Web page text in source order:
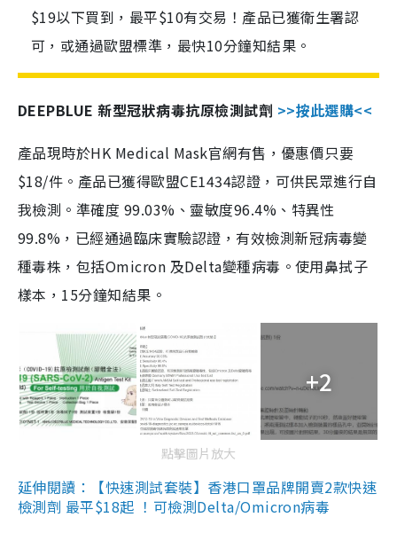
$19以下買到，最平$10有交易！產品已獲衛生署認
可，或通過歐盟標準，最快10分鐘知結果。
DEEPBLUE 新型冠狀病毒抗原檢測試劑 >>按此選購<<
產品現時於HK Medical Mask官網有售，優惠價只要
$18/件。產品已獲得歐盟CE1434認證，可供民眾進行自
我檢測。準確度 99.03%、靈敏度96.4%、特異性
99.8%，已經通過臨床實驗認證，有效檢測新冠病毒變
種毒株，包括Omicron 及Delta變種病毒。使用鼻拭子
樣本，15分鐘知結果。
+2
點擊圖片放大
延伸閱讀：【快速測試套裝】香港口罩品牌開賣2款快速
檢測劑 最平$18起 ！可檢測Delta/Omicron病毒